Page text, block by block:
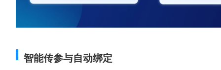
智能传参与自动绑定